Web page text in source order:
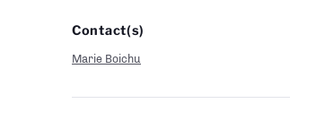
Contact(s)
Marie Boichu